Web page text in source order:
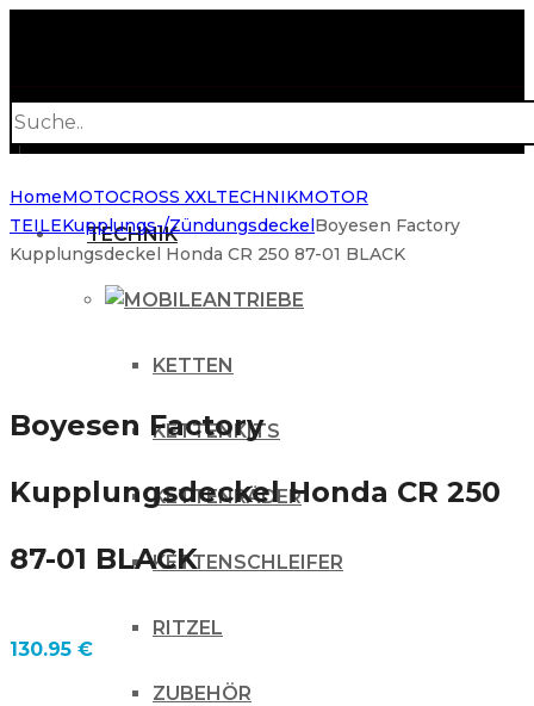
search
TECHNIK
ANTRIEBE
KETTEN
KETTENKITS
KETTENRÄDER
KETTENSCHLEIFER
RITZEL
ZUBEHÖR
HomeMOTOCROSS XXLTECHNIKMOTOR
TEILEKupplungs-/ZündungsdeckelBoyesen Factory
Kupplungsdeckel Honda CR 250 87-01 BLACK
Boyesen Factory
Kupplungsdeckel Honda CR 250
87-01 BLACK
130.95 €